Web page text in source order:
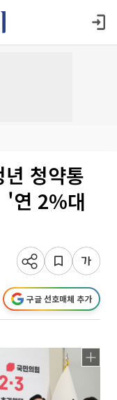
청약통
'연 2%대
구글 선호매체 추가